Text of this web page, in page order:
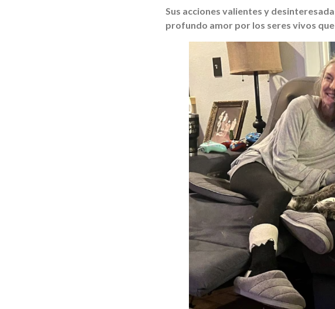
Sus acciones valientes y
profundo amor por los seres vivos